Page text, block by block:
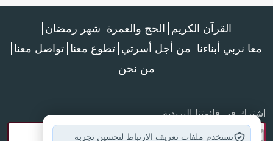
القرآن الكريم الحج والعمرة شهر رمضان
معا نربي أبناءنا من أجل أسرتي تطوع معنا تواصل معنا
من نحن
اشترك في قائمتنا البريدية
نستخدم ملفات تعريف الارتباط لتحسين تجربة